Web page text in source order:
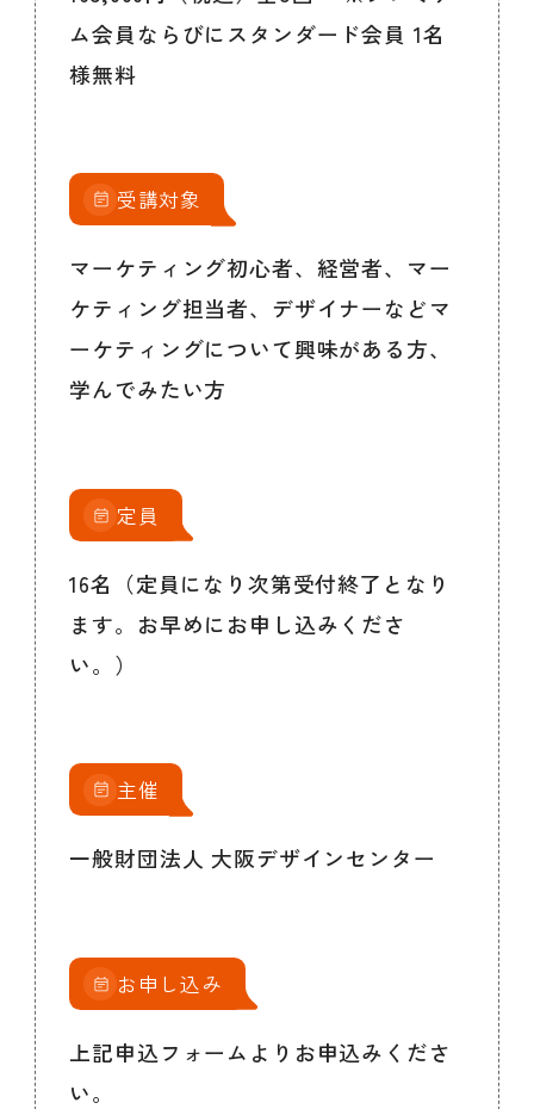
ム会員ならびにスタンダード会員 1名
様無料
受講対象
マーケティング初心者、経営者、マー
ケティング担当者、デザイナーなどマ
ーケティングについて興味がある方、
学んでみたい方
定員
16名（定員になり次第受付終了となり
ます。お早めにお申し込みくださ
い。）
主催
一般財団法人 大阪デザインセンター
お申し込み
上記申込フォームよりお申込みくださ
い。